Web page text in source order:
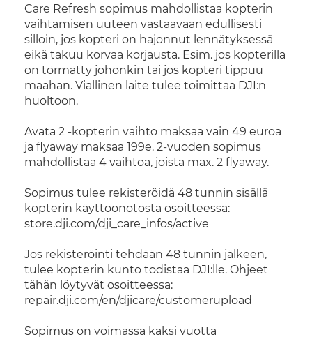
Care Refresh sopimus mahdollistaa kopterin
vaihtamisen uuteen vastaavaan edullisesti
silloin, jos kopteri on hajonnut lennätyksessä
eikä takuu korvaa korjausta. Esim. jos kopterilla
on törmätty johonkin tai jos kopteri tippuu
maahan. Viallinen laite tulee toimittaa DJI:n
huoltoon.
Avata 2 -kopterin vaihto maksaa vain 49 euroa
ja flyaway maksaa 199e. 2-vuoden sopimus
mahdollistaa 4 vaihtoa, joista max. 2 flyaway.
Sopimus tulee rekisteröidä 48 tunnin sisällä
kopterin käyttöönotosta osoitteessa:
store.dji.com/dji_care_infos/active
Jos rekisteröinti tehdään 48 tunnin jälkeen,
tulee kopterin kunto todistaa DJI:lle. Ohjeet
tähän löytyvät osoitteessa:
repair.dji.com/en/djicare/customerupload
Sopimus on voimassa kaksi vuotta